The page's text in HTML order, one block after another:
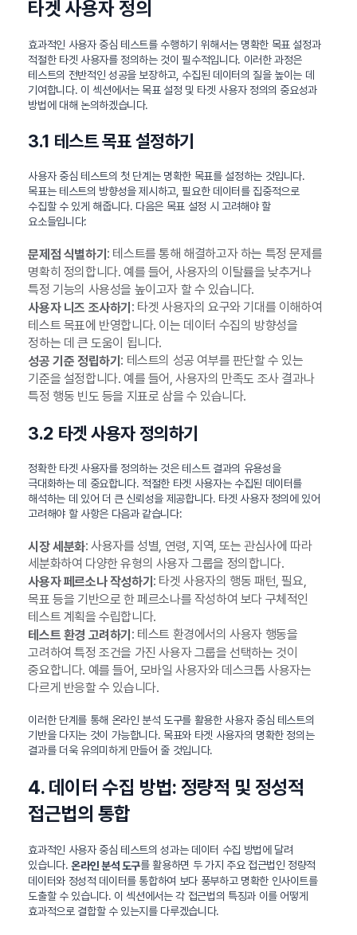
타겟 사용자 정의
효과적인 사용자 중심 테스트를 수행하기 위해서는 명확한 목표 설정과
적절한 타겟 사용자를 정의하는 것이 필수적입니다. 이러한 과정은
테스트의 전반적인 성공을 보장하고, 수집된 데이터의 질을 높이는 데
기여합니다. 이 섹션에서는 목표 설정 및 타겟 사용자 정의의 중요성과
방법에 대해 논의하겠습니다.
3.1 테스트 목표 설정하기
사용자 중심 테스트의 첫 단계는 명확한 목표를 설정하는 것입니다.
목표는 테스트의 방향성을 제시하고, 필요한 데이터를 집중적으로
수집할 수 있게 해줍니다. 다음은 목표 설정 시 고려해야 할
요소들입니다:
문제점 식별하기 : 테스트를 통해 해결하고자 하는 특정 문제를
명확히 정의합니다. 예를 들어, 사용자의 이탈률을 낮추거나
특정 기능의 사용성을 높이고자 할 수 있습니다.
사용자 니즈 조사하기 : 타겟 사용자의 요구와 기대를 이해하여
테스트 목표에 반영합니다. 이는 데이터 수집의 방향성을
정하는 데 큰 도움이 됩니다.
성공 기준 정립하기 : 테스트의 성공 여부를 판단할 수 있는
기준을 설정합니다. 예를 들어, 사용자의 만족도 조사 결과나
특정 행동 빈도 등을 지표로 삼을 수 있습니다.
3.2 타겟 사용자 정의하기
정확한 타겟 사용자를 정의하는 것은 테스트 결과의 유용성을
극대화하는 데 중요합니다. 적절한 타겟 사용자는 수집된 데이터를
해석하는 데 있어 더 큰 신뢰성을 제공합니다. 타겟 사용자 정의에 있어
고려해야 할 사항은 다음과 같습니다:
시장 세분화: 사용자를 성별, 연령, 지역, 또는 관심사에 따라
세분화하여 다양한 유형의 사용자 그룹을 정의합니다.
사용자 페르소나 작성하기 : 타겟 사용자의 행동 패턴, 필요,
목표 등을 기반으로 한 페르소나를 작성하여 보다 구체적인
테스트 계획을 수립합니다.
테스트 환경 고려하기 : 테스트 환경에서의 사용자 행동을
고려하여 특정 조건을 가진 사용자 그룹을 선택하는 것이
중요합니다. 예를 들어, 모바일 사용자와 데스크톱 사용자는
다르게 반응할 수 있습니다.
이러한 단계를 통해 온라인 분석 도구를 활용한 사용자 중심 테스트의
기반을 다지는 것이 가능합니다. 목표와 타겟 사용자의 명확한 정의는
결과를 더욱 유의미하게 만들어 줄 것입니다.
4. 데이터 수집 방법: 정량적 및 정성적
접근법의 통합
효과적인 사용자 중심 테스트의 성과는 데이터 수집 방법에 달려
있습니다.온라인 분석 도구를 활용하면 두 가지 주요 접근법인 정량적
데이터와 정성적 데이터를 통합하여 보다 풍부하고 명확한 인사이트를
도출할 수 있습니다. 이 섹션에서는 각 접근법의 특징과 이를 어떻게
효과적으로 결합할 수 있는지를 다루겠습니다.